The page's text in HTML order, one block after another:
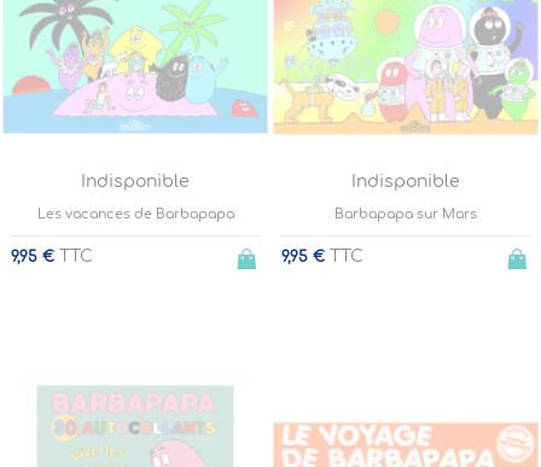
Indisponible
Les vacances de Barbapapa
9,95 € TTC
Indisponible
Barbapapa sur Mars
9,95 € TTC